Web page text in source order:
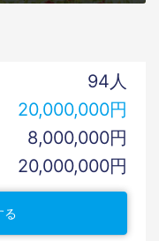
94人
20,000,000円
8,000,000円
20,000,000円
る